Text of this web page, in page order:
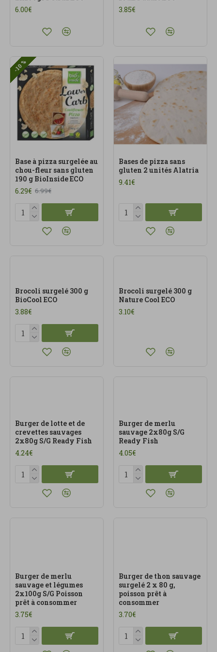
catégorie de surgelés s’adresse à ceux qui
conscients au quotidien.
6.00€
3.85€
-10 %
Base à pizza surgelée au
chou-fleur sans gluten
190 g BioInside ECO
6.29€ 6.99€
Bases de pizza sans
gluten 2 unités Alatria
9.41€
Brocoli surgelé 300 g
BioCool ECO
3.88€
Brocoli surgelé 300 g
Nature Cool ECO
3.10€
Burger de lotte et de
crevettes sauvages
2x80g S/G Ready Fish
4.24€
Burger de merlu
sauvage 2x80g S/G
Ready Fish
4.05€
Burger de merlu
sauvage et légumes
2x100g S/G Poisson
prêt à consommer
3.75€
Burger de thon sauvage
surgelé 2 x 80 g,
poisson prêt à
consommer
3.70€